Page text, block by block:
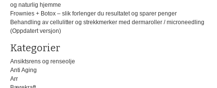
og naturlig hjemme
Frownies + Botox – slik forlenger du resultatet og sparer penger
Behandling av cellulitter og strekkmerker med dermaroller / microneedling
(Oppdatert versjon)
Kategorier
Ansiktsrens og renseolje
Anti Aging
Arr